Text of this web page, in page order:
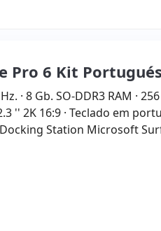
Pro 6 Kit Portugués
· 8 Gb. SO-DDR3 RAM · 256
'' 2K 16:9 · Teclado em
Station Microsoft